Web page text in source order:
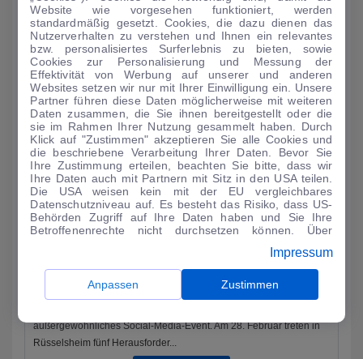
Als einer der wenigen Autohersteller ist Dacia in der kommenden
Woche auf dem Auto-Salon in Genf vertreten. Auf einem 900
Quadratmeter groß...
MEHR LESEN
AUTO-MEDIENPORTAL: Kampf der Klötzchen-Bauer
außergewöhnliches Social-Media-Event. Am 28. Februar treten in
Rüsselsheim fünf Herausforder...
Website wie vorgesehen funktioniert, werden
standardmäßig gesetzt. Cookies, die dazu dienen das
Nutzerverhalten zu verstehen und Ihnen ein relevantes
bzw. personalisiertes Surferlebnis zu bieten, sowie
Cookies zur Personalisierung und Messung der
Effektivität von Werbung auf unserer und anderen
Websites setzen wir nur mit Ihrer Einwilligung ein. Unsere
Partner führen diese Daten möglicherweise mit weiteren
Daten zusammen, die Sie ihnen bereitgestellt oder die
sie im Rahmen Ihrer Nutzung gesammelt haben. Durch
Klick auf "Zustimmen" akzeptieren Sie alle Cookies und
die beschriebene Verarbeitung Ihrer Daten. Bevor Sie
Ihre Zustimmung erteilen, beachten Sie bitte, dass wir
Ihre Daten auch mit Partnern mit Sitz in den USA teilen.
Die USA weisen kein mit der EU vergleichbares
Datenschutzniveau auf. Es besteht das Risiko, dass US-
Behörden Zugriff auf Ihre Daten haben und Sie Ihre
Betroffenenrechte nicht durchsetzen können. Über
anpassen. Dies ist auch später jederzeit im Bereich
Cookie-Richtliniemöglich. Weitere Informationen finden
Sie in unsererDatenschutzerklärung .
Impressum
Anpassen Zustimmen